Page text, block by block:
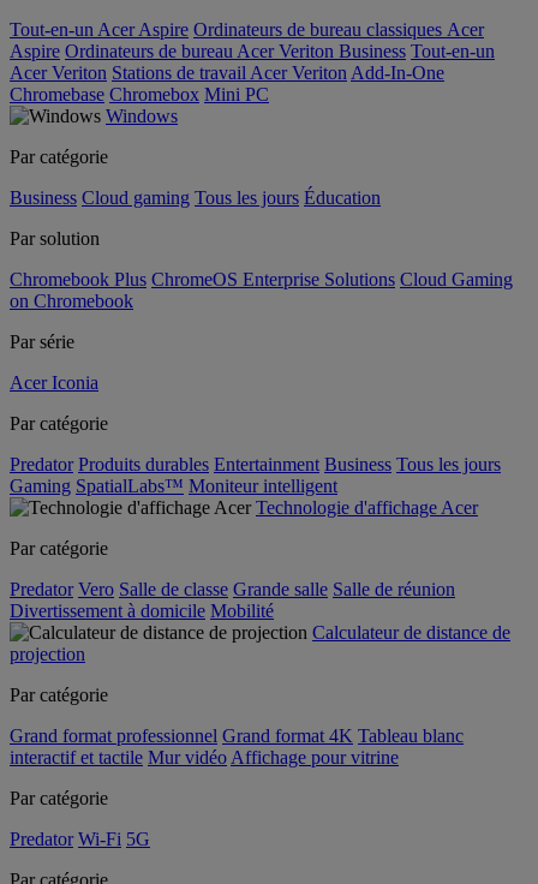
Tout-en-un Acer Aspire Ordinateurs de bureau classiques Acer
Aspire Ordinateurs de bureau Acer Veriton Business Tout-en-un
Acer Veriton Stations de travail Acer Veriton Add-In-One
Chromebase Chromebox Mini PC
Windows
Par catégorie
Business Cloud gaming Tous les jours Éducation
Par solution
Chromebook Plus ChromeOS Enterprise Solutions Cloud Gaming
on Chromebook
Par série
Acer Iconia
Par catégorie
Predator Produits durables Entertainment Business Tous les jours
Gaming SpatialLabs™ Moniteur intelligent
Technologie d'affichage Acer
Par catégorie
Predator Vero Salle de classe Grande salle Salle de réunion
Divertissement à domicile Mobilité
Calculateur de distance de
projection
Par catégorie
Grand format professionnel Grand format 4K Tableau blanc
interactif et tactile Mur vidéo Affichage pour vitrine
Par catégorie
Predator Wi-Fi 5G
Par catégorie